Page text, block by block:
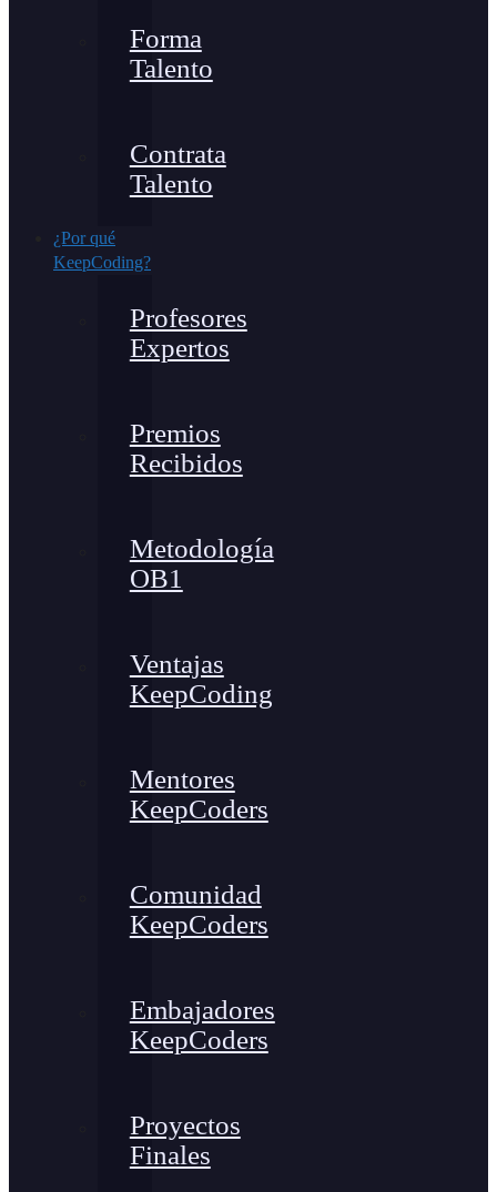
Forma
Talento
Contrata
Talento
¿Por qué
KeepCoding?
Profesores
Expertos
Premios
Recibidos
Metodología
OB1
Ventajas
KeepCoding
Mentores
KeepCoders
Comunidad
KeepCoders
Embajadores
KeepCoders
Proyectos
Finales